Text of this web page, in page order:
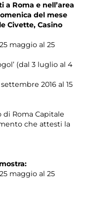
Roma e nell’area
del mese
Civette, Casino
maggio al 25
(dal 3 luglio al 4
2016 al 15
Roma Capitale
che attesti la
maggio al 25